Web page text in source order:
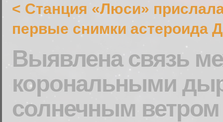
< Станция «Люси»
первые снимки астероида
Выявлена связь
корональными
солнечным ветром